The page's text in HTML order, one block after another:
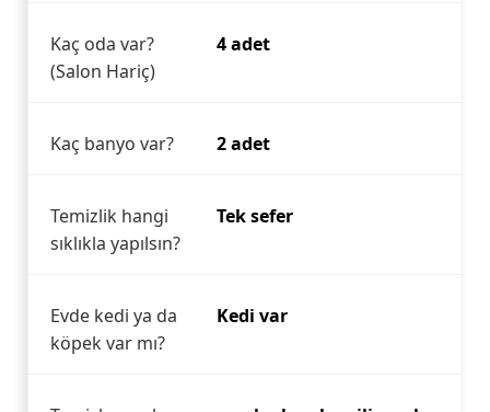
Kaç oda var?
(Salon Hariç)
4 adet
Kaç banyo var? 2 adet
Temizlik hangi
sıklıkla yapılsın?
Tek sefer
Evde kedi ya da
köpek var mı?
Kedi var